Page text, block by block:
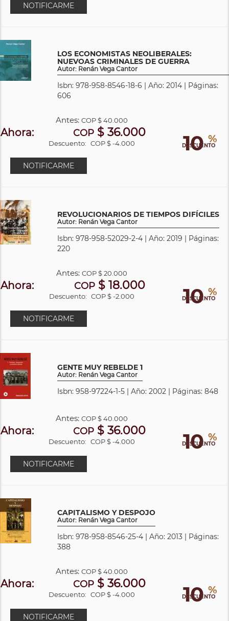
NOTIFICARME
LOS ECONOMISTAS NEOLIBERALES:
NUEVOAS CRIMINALES DE GUERRA
Autor: Renán Vega Cantor
Isbn: 978-958-8546-18-6 | Año: 2014 | Páginas:
606
10 %
DESCUENTO
Antes: COP$ 40.000
Ahora: COP $ 36.000
Descuento: COP $ -4.000
NOTIFICARME
REVOLUCIONARIOS DE TIEMPOS DIFÍCILES
Autor: Renán Vega Cantor
Isbn: 978-958-52029-2-4 | Año: 2019 | Páginas:
220
10 %
DESCUENTO
Antes: COP$ 20.000
Ahora: COP$ 18.000
Descuento: COP $ -2.000
NOTIFICARME
GENTE MUY REBELDE 1
Autor: Renán Vega Cantor
Isbn: 958-97224-1-5 | Año: 2002 | Páginas: 848
10 %
DESCUENTO
Antes: COP$ 40.000
Ahora: COP $ 36.000
Descuento: COP $ -4.000
NOTIFICARME
CAPITALISMO Y DESPOJO
Autor: Renán Vega Cantor
Isbn: 978-958-8546-25-4 | Año: 2013 | Páginas:
388
10 %
DESCUENTO
Antes: COP$ 40.000
Ahora: COP $ 36.000
Descuento: COP $ -4.000
NOTIFICARME